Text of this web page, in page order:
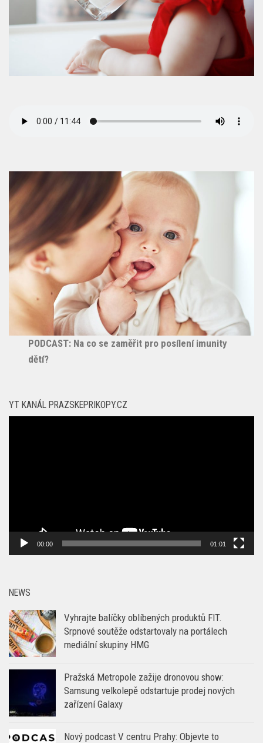
PODCAST: Na co se zaměřit pro posílení imunity
dětí?
YT KANÁL PRAZSKEPRIKOPY.CZ
00:00 01:01
NEWS
Vyhrajte balíčky oblíbených produktů FIT.
Srpnové soutěže odstartovaly na portálech
mediální skupiny HMG
Pražská Metropole zažije dronovou show:
Samsung velkolepě odstartuje prodej nových
zařízení Galaxy
Nový podcast V centru Prahy: Objevte to